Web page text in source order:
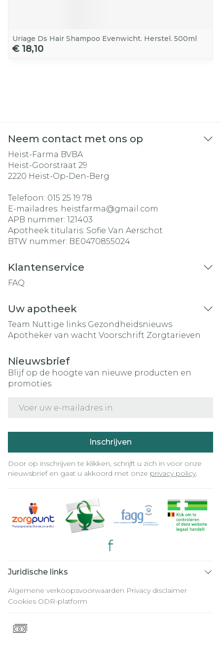
Uriage Ds Hair Shampoo Evenwicht. Herstel. 500ml
€ 18,10
Neem contact met ons op
Heist-Farma BVBA
Heist-Goorstraat 29
2220 Heist-Op-Den-Berg
Telefoon: 015 25 19 78
E-mailadres: heistfarma@gmail.com
APB nummer: 121403
Apotheek titularis: Sofie Van Aerschot
BTW nummer: BE0470855024
Klantenservice
FAQ
Uw apotheek
Team Nuttige links Gezondheidsnieuws
Apotheker van wacht Voorschrift Zorgtarieven
Nieuwsbrief
Blijf op de hoogte van nieuwe producten en
promoties
Inschrijven
Door op inschrijven te klikken, schrijft u zich in voor onze
nieuwsbrief en gaat u akkoord met onze privacy policy.
Juridische links
Algemene verkoopsvoorwaarden Privacy disclaimer
Cookies ODR-platform